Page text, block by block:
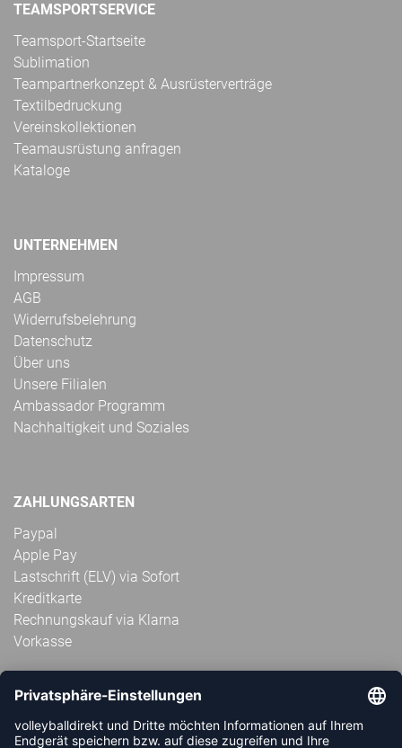
TEAMSPORTSERVICE
Teamsport-Startseite
Sublimation
Teampartnerkonzept & Ausrüsterverträge
Textilbedruckung
Vereinskollektionen
Teamausrüstung anfragen
Kataloge
UNTERNEHMEN
Impressum
AGB
Widerrufsbelehrung
Datenschutz
Über uns
Unsere Filialen
Ambassador Programm
Nachhaltigkeit und Soziales
ZAHLUNGSARTEN
Paypal
Apple Pay
Lastschrift (ELV) via Sofort
Kreditkarte
Rechnungskauf via Klarna
Vorkasse
ABONNIERE JETZT DEN KOSTENLOSEN
VOLLEYBALLDIREKT-NEWSLETTER UND VERPASSE KEINE